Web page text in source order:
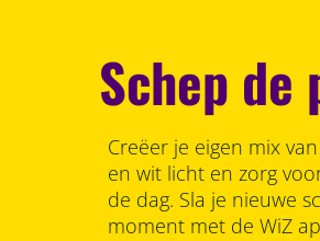
Schep
Creëer je eigen mix
en wit licht en zorg
de dag. Sla je nieuwe
moment met de WiZ